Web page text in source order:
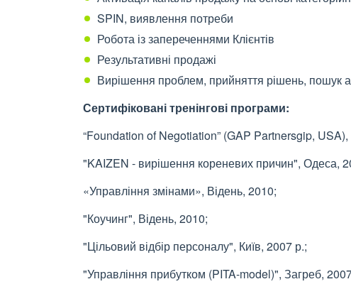
SPIN, виявлення потреби
Робота із запереченнями Клієнтів
Результативні продажі
Вирішення проблем, прийняття рішень, пошук
Сертифіковані тренінгові програми:
“Foundation of Negotiation” (GAP Partnersgip, USA),
"KAIZEN - вирішення кореневих причин", Одеса,
«Управління змінами», Відень, 2010;
"Коучинг", Відень, 2010;
"Цільовий відбір персоналу", Київ, 2007 р.;
"Управління прибутком (PITA-model)", Загреб,